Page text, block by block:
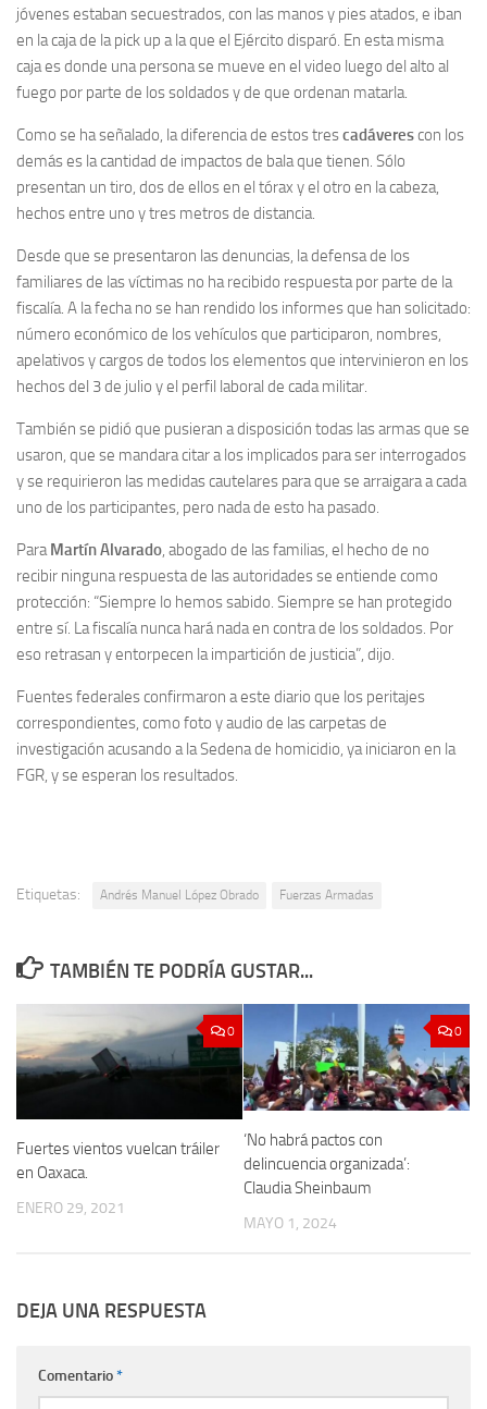
jóvenes estaban secuestrados, con las manos y pies atados, e iban
en la caja de la pick up a la que el Ejército disparó. En esta misma
caja es donde una persona se mueve en el video luego del alto al
fuego por parte de los soldados y de que ordenan matarla.
Como se ha señalado, la diferencia de estos trescadáverescon los
demás es la cantidad de impactos de bala que tienen. Sólo
presentan un tiro, dos de ellos en el tórax y el otro en la cabeza,
hechos entre uno y tres metros de distancia.
Desde que se presentaron las denuncias, la defensa de los
familiares de las víctimas no ha recibido respuesta por parte de la
fiscalía. A la fecha no se han rendido los informes que han solicitado:
número económico de los vehículos que participaron, nombres,
apelativos y cargos de todos los elementos que intervinieron en los
hechos del 3 de julio y el perfil laboral de cada militar.
También se pidió que pusieran a disposición todas las armas que se
usaron, que se mandara citar a los implicados para ser interrogados
y se requirieron las medidas cautelares para que se arraigara a cada
uno de los participantes, pero nada de esto ha pasado.
ParaMartínAlvarado, abogado de las familias, el hecho de no
recibir ninguna respuesta de las autoridades se entiende como
protección: “Siempre lo hemos sabido. Siempre se han protegido
entre sí. La fiscalía nunca hará nada en contra de los soldados. Por
eso retrasan y entorpecen la impartición de justicia”, dijo.
Fuentes federales confirmaron a este diario que los peritajes
correspondientes, como foto y audio de las carpetas de
investigación acusando a la Sedena de homicidio, ya iniciaron en la
FGR, y se esperan los resultados.
Etiquetas: Andrés Manuel López Obrado Fuerzas Armadas
TAMBIÉN TE PODRÍA GUSTAR...
0
Fuertes vientos vuelcan tráiler
en Oaxaca.
ENERO 29, 2021
0
‘No habrá pactos con
delincuencia organizada’:
Claudia Sheinbaum
MAYO 1, 2024
DEJA UNA RESPUESTA
Comentario*